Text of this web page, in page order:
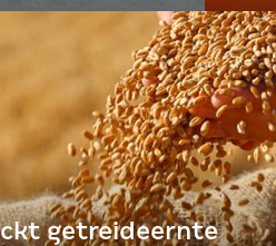
getreideernte